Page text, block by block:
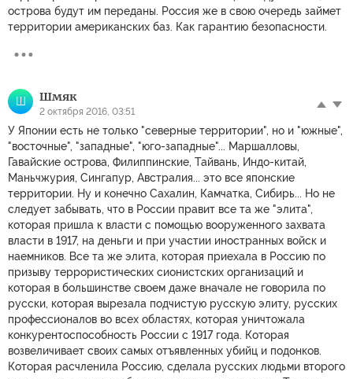
острова будут им переданы. Россия же в свою очередь займет
территории американских баз. Как гарантию безопасности.
Ш Шмяк
2 октября 2016, 03:51
У Японии есть не только "северные территории", но и "южные",
"восточные", "западные", "юго-западные"... Маршалловы,
Гавайские острова, Филиппинские, Тайвань, Индо-китай,
Маньчжурия, Сингапур, Австралия... это все японские
территории. Ну и конечно Сахалин, Камчатка, Сибирь... Но не
следует забывать, что в России правит все та же "элита",
которая пришла к власти с помощью вооруженного захвата
власти в 1917, на деньги и при участии иностранных войск и
наемников. Все та же элита, которая приехала в Россию по
призыву террористических сионистских организаций и
которая в большинстве своем даже вначале не говорила по
русски, которая вырезала подчистую русскую элиту, русских
профессионалов во всех областях, которая уничтожала
конкурентоспособность России с 1917 года. Которая
возвеличивает своих самых отъявленных убийц и подонков.
Которая расчленила Россию, сделала русских людьми второго